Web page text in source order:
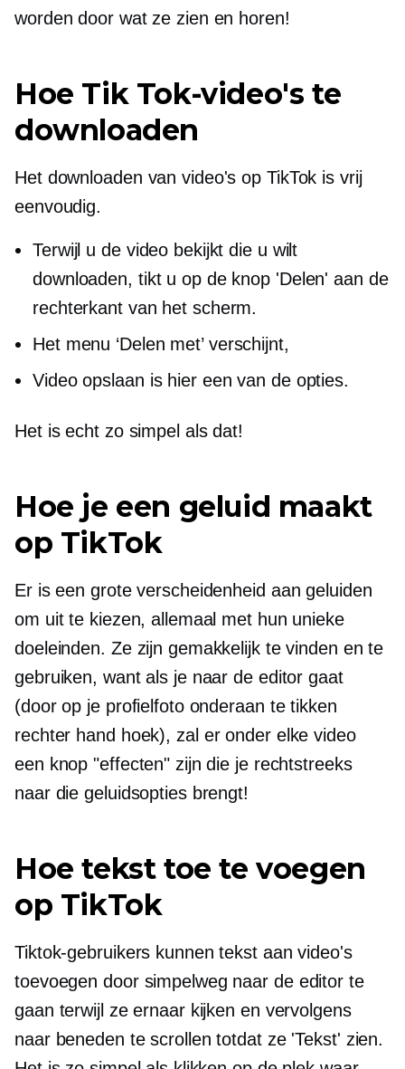
worden door wat ze zien en horen!
Hoe Tik Tok-video's te
downloaden
Het downloaden van video's op TikTok is vrij
eenvoudig.
Terwijl u de video bekijkt die u wilt
downloaden, tikt u op de knop 'Delen' aan de
rechterkant van het scherm.
Het menu ‘Delen met’ verschijnt,
Video opslaan is hier een van de opties.
Het is echt zo simpel als dat!
Hoe je een geluid maakt
op TikTok
Er is een grote verscheidenheid aan geluiden
om uit te kiezen, allemaal met hun unieke
doeleinden. Ze zijn gemakkelijk te vinden en te
gebruiken, want als je naar de editor gaat
(door op je profielfoto onderaan te tikken
rechter hand hoek), zal er onder elke video
een knop "effecten" zijn die je rechtstreeks
naar die geluidsopties brengt!
Hoe tekst toe te voegen
op TikTok
Tiktok-gebruikers kunnen tekst aan video's
toevoegen door simpelweg naar de editor te
gaan terwijl ze ernaar kijken en vervolgens
naar beneden te scrollen totdat ze 'Tekst' zien.